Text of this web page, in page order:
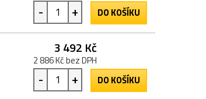
- + DO KOŠÍKU
3 492 Kč
2 886 Kč bez DPH
- + DO KOŠÍKU